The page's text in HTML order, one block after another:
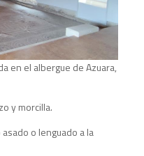
en el albergue de Azuara,
y morcilla.
o lenguado a la